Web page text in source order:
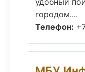
удобный
городом....
Телефон: